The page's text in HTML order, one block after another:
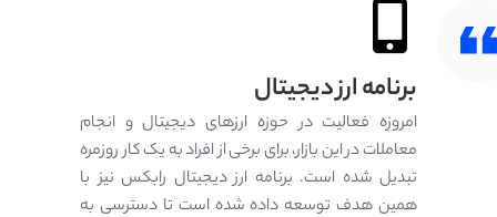
برنامه ارز دیجیتال
امروزه فعالیت در حوزه ارزهای دیجیتال و انجام
معاملات در این بازار، برای برخی از افراد به یک کار روزمره
تبدیل شده است. برنامه ارز دیجیتال رابکس نیز با
همین هدف توسعه داده شده است تا دسترسی به